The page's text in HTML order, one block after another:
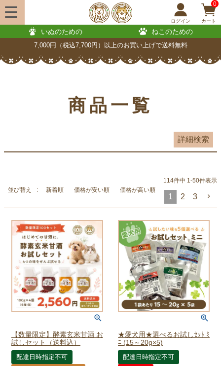
ログイン
0
カート
いぬのための ねこのための
7,000円（税込7,700円）以上のお買い上げで送料無料
商品一覧
詳細検索
新着順
登録順
価格が安い順
価格が高い順
キーワードヒット順
並び替え 新着順 価格が安い順 価格が高い順
114件中 1-50件表示
1 2 3
【数量限定】酵素玄米甘酒 お
試しセット（送料込）
配達日時指定不可
★愛犬用★選べるお試しｾｯﾄ ﾐ
ﾆ (15～20g×5)
配達日時指定不可